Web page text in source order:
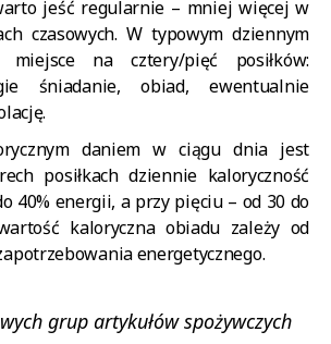
jeść regularnie – mniej więcej w
czasowych. W typowym dziennym
miejsce na cztery/pięć posiłków:
śniadanie, obiad, ewentualnie
daniem w ciągu dnia jest
posiłkach dziennie kaloryczność
40% energii, a przy pięciu – od 30 do
kaloryczna obiadu zależy od
energetycznego.
grup artykułów spożywczych